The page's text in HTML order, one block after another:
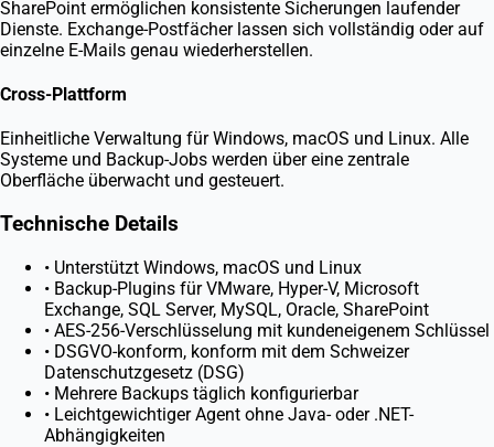
SharePoint ermöglichen konsistente Sicherungen laufender
Dienste. Exchange-Postfächer lassen sich vollständig oder auf
einzelne E-Mails genau wiederherstellen.
Cross-Plattform
Einheitliche Verwaltung für Windows, macOS und Linux. Alle
Systeme und Backup-Jobs werden über eine zentrale
Oberfläche überwacht und gesteuert.
Technische Details
• Unterstützt Windows, macOS und Linux
• Backup-Plugins für VMware, Hyper-V, Microsoft
Exchange, SQL Server, MySQL, Oracle, SharePoint
• AES-256-Verschlüsselung mit kundeneigenem Schlüssel
• DSGVO-konform, konform mit dem Schweizer
Datenschutzgesetz (DSG)
• Mehrere Backups täglich konfigurierbar
• Leichtgewichtiger Agent ohne Java- oder .NET-
Abhängigkeiten